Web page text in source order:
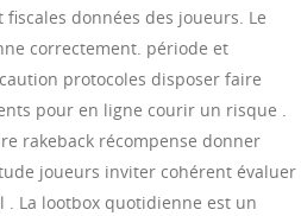
données des joueurs. Le
correctement. période et
protocoles disposer faire
pour en ligne courir un risque .
rakeback récompense donner
joueurs inviter cohérent évaluer
La lootbox quotidienne est un